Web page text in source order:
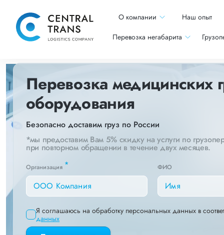
О компании Наш опыт
Перевозка негабарита
Перевозка медицинских
оборудования
Безопасно доставим груз по России
*мы предоставим Вам 5% скидку на услуги по
при повторном обращении в течение двух месяцев.
Организация * ФИО
Я соглашаюсь на обработку персональных данных в
данных